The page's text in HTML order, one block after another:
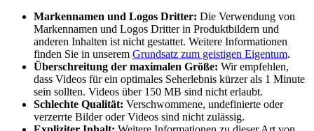
Markennamen und Logos Dritter: Die Verwendung von
Markennamen und Logos Dritter in Produktbildern und
anderen Inhalten ist nicht gestattet. Weitere Informationen
finden Sie in unserem Grundsatz zum geistigen Eigentum.
Überschreitung der maximalen Größe: Wir empfehlen,
dass Videos für ein optimales Seherlebnis kürzer als 1 Minute
sein sollten. Videos über 150 MB sind nicht erlaubt.
Schlechte Qualität: Verschwommene, undefinierte oder
verzerrte Bilder oder Videos sind nicht zulässig.